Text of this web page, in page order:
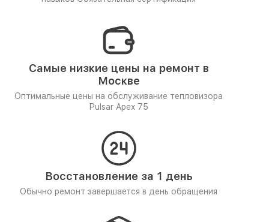
Самые низкие цены на ремонт в
Москве
Оптимальные цены на обслуживание тепловизора
Pulsar Apex 75
Восстановление за 1 день
Обычно ремонт завершается в день обращения